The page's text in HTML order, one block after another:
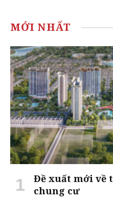
MỚI NHẤT
Đề xuất mới về
chung cư